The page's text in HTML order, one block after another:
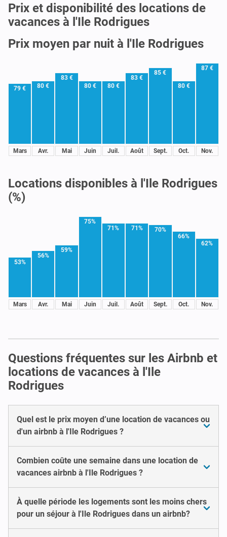
Prix et disponibilité des locations de
vacances à l'Ile Rodrigues
Prix moyen par nuit à l'Ile Rodrigues
79 €
Mars
80 €
Avr.
83 €
Mai
80 €
Juin
80 €
Juil.
83 €
Août
85 €
Sept.
80 €
Oct.
87 €
Nov.
Locations disponibles à l'Ile Rodrigues
(%)
53%
Mars
56%
Avr.
59%
Mai
75%
Juin
71%
Juil.
71%
Août
70%
Sept.
66%
Oct.
62%
Nov.
Questions fréquentes sur les Airbnb et
locations de vacances à l'Ile
Rodrigues
Quel est le prix moyen d’une location de vacances ou
d'un airbnb à l'Ile Rodrigues ?
Combien coûte une semaine dans une location de
vacances airbnb à l'Ile Rodrigues ?
À quelle période les logements sont les moins chers
pour un séjour à l'Ile Rodrigues dans un airbnb?